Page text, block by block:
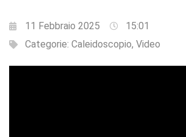
11 Febbraio 2025
15:01
Categorie: Caleidoscopio, Video